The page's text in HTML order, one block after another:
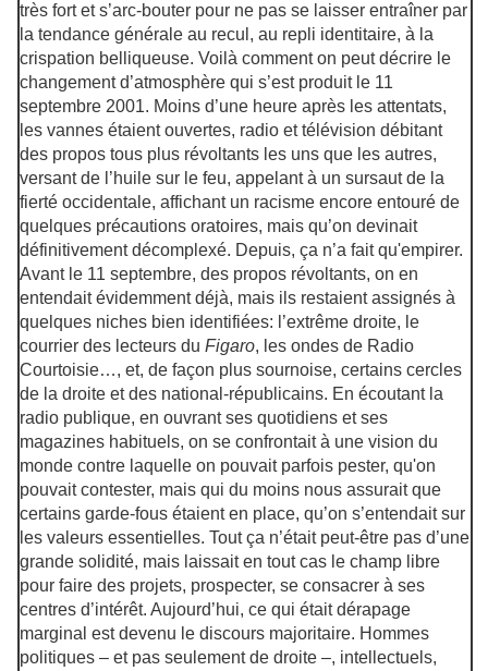
très fort et s’arc-bouter pour ne pas se laisser entraîner par
la tendance générale au recul, au repli identitaire, à la
crispation belliqueuse. Voilà comment on peut décrire le
changement d’atmosphère qui s’est produit le 11
septembre 2001. Moins d’une heure après les attentats,
les vannes étaient ouvertes, radio et télévision débitant
des propos tous plus révoltants les uns que les autres,
versant de l’huile sur le feu, appelant à un sursaut de la
fierté occidentale, affichant un racisme encore entouré de
quelques précautions oratoires, mais qu’on devinait
définitivement décomplexé. Depuis, ça n’a fait qu'empirer.
Avant le 11 septembre, des propos révoltants, on en
entendait évidemment déjà, mais ils restaient assignés à
quelques niches bien identifiées: l’extrême droite, le
courrier des lecteurs du Figaro, les ondes de Radio
Courtoisie…, et, de façon plus sournoise, certains cercles
de la droite et des national-républicains. En écoutant la
radio publique, en ouvrant ses quotidiens et ses
magazines habituels, on se confrontait à une vision du
monde contre laquelle on pouvait parfois pester, qu'on
pouvait contester, mais qui du moins nous assurait que
certains garde-fous étaient en place, qu’on s’entendait sur
les valeurs essentielles. Tout ça n’était peut-être pas d’une
grande solidité, mais laissait en tout cas le champ libre
pour faire des projets, prospecter, se consacrer à ses
centres d’intérêt. Aujourd’hui, ce qui était dérapage
marginal est devenu le discours majoritaire. Hommes
politiques – et pas seulement de droite –, intellectuels,